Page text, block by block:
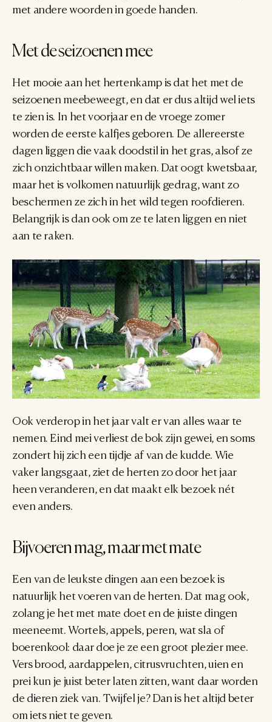
met andere woorden in goede handen.
Met de seizoenen mee
Het mooie aan het hertenkamp is dat het met de
seizoenen meebeweegt, en dat er dus altijd wel iets
te zien is. In het voorjaar en de vroege zomer
worden de eerste kalfjes geboren. De allereerste
dagen liggen die vaak doodstil in het gras, alsof ze
zich onzichtbaar willen maken. Dat oogt kwetsbaar,
maar het is volkomen natuurlijk gedrag, want zo
beschermen ze zich in het wild tegen roofdieren.
Belangrijk is dan ook om ze te laten liggen en niet
aan te raken.
Ook verderop in het jaar valt er van alles waar te
nemen. Eind mei verliest de bok zijn gewei, en soms
zondert hij zich een tijdje af van de kudde. Wie
vaker langsgaat, ziet de herten zo door het jaar
heen veranderen, en dat maakt elk bezoek nét
even anders.
Bijvoeren mag, maar met mate
Een van de leukste dingen aan een bezoek is
natuurlijk het voeren van de herten. Dat mag ook,
zolang je het met mate doet en de juiste dingen
meeneemt. Wortels, appels, peren, wat sla of
boerenkool: daar doe je ze een groot plezier mee.
Vers brood, aardappelen, citrusvruchten, uien en
prei kun je juist beter laten zitten, want daar worden
de dieren ziek van. Twijfel je? Dan is het altijd beter
om iets niet te geven.